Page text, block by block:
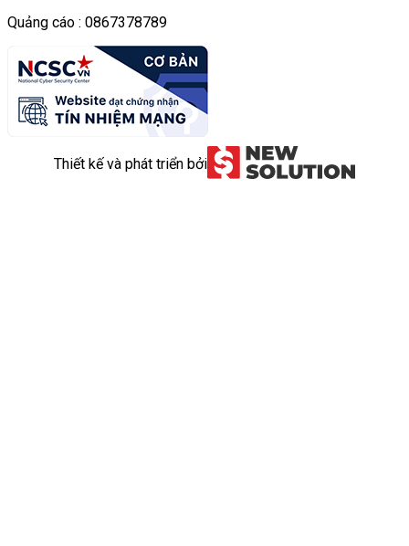
Quảng cáo : 0867378789
Thiết kế và phát triển bởi